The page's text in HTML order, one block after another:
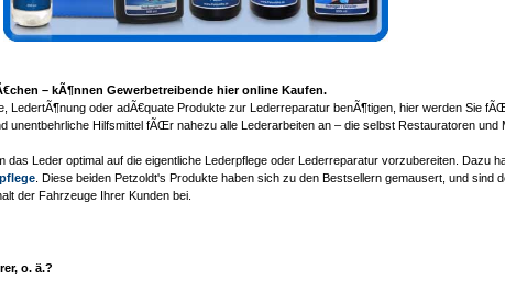
– kÃ¶nnen Gewerbetreibende hier online Kaufen.
LedertÃ¶nung oder adÃ€quate Produkte zur Lederreparatur benÃ¶tigen, hier werden Sie
unentbehrliche Hilfsmittel fÃŒr nahezu alle Lederarbeiten an – die selbst Restauratoren
Leder optimal auf die eigentliche Lederpflege oder Lederreparatur vorzubereiten. Dazu
. Diese beiden Petzoldt's Produkte haben sich zu den Bestsellern gemausert, und
der Fahrzeuge Ihrer Kunden bei.
o. ä.?